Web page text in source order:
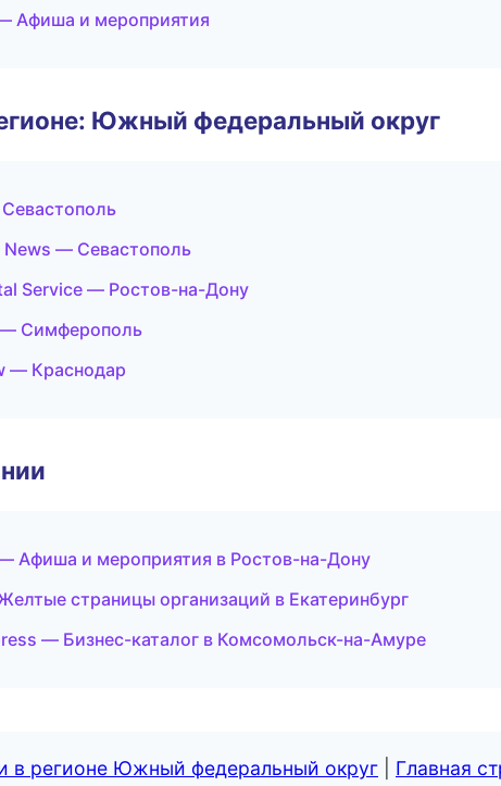
Афиша и мероприятия
Южный федеральный округ
News — Севастополь
Service — Ростов-на-Дону
Симферополь
— Краснодар
Афиша и мероприятия в Ростов-на-Дону
страницы организаций в Екатеринбург
— Бизнес-каталог в Комсомольск-на-Амуре
в регионе Южный федеральный округ Главная